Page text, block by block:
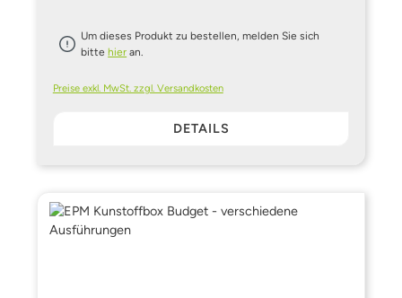
Um dieses Produkt zu bestellen, melden Sie sich
bittehier an.
Preise exkl. MwSt. zzgl. Versandkosten
DETAILS